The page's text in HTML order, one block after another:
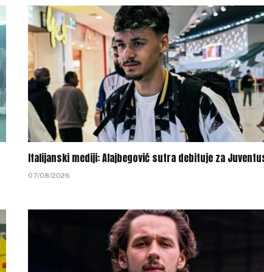
Italijanski mediji: Alajbegović sutra debituje za
07/08/2026